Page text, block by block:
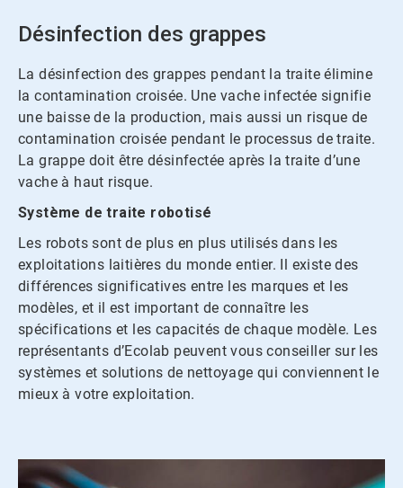
Désinfection des grappes
La désinfection des grappes pendant la traite élimine
la contamination croisée. Une vache infectée signifie
une baisse de la production, mais aussi un risque de
contamination croisée pendant le processus de traite.
La grappe doit être désinfectée après la traite d’une
vache à haut risque.
Système de traite robotisé
Les robots sont de plus en plus utilisés dans les
exploitations laitières du monde entier. Il existe des
différences significatives entre les marques et les
modèles, et il est important de connaître les
spécifications et les capacités de chaque modèle. Les
représentants d’Ecolab peuvent vous conseiller sur les
systèmes et solutions de nettoyage qui conviennent le
mieux à votre exploitation.